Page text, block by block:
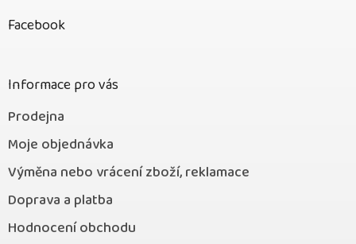
Facebook
Informace pro vás
Prodejna
Moje objednávka
Výměna nebo vrácení zboží, reklamace
Doprava a platba
Hodnocení obchodu